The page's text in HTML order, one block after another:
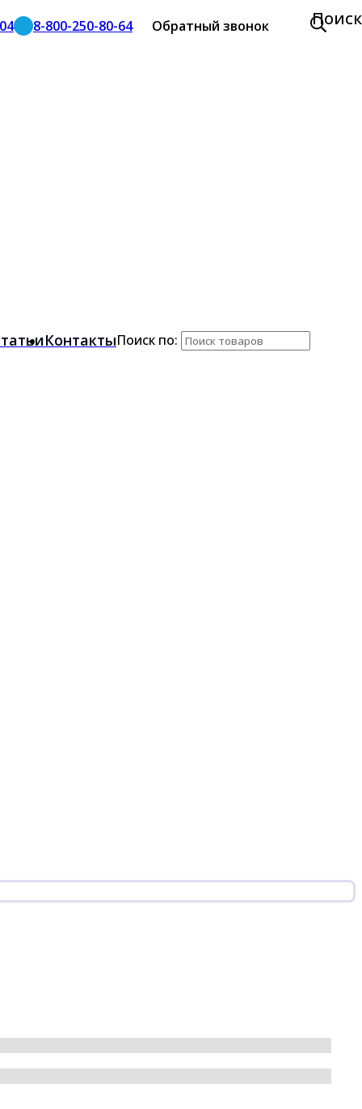
8-800-250-80-64 Обратный звонок
КонтактыПоиск по:
Поиск